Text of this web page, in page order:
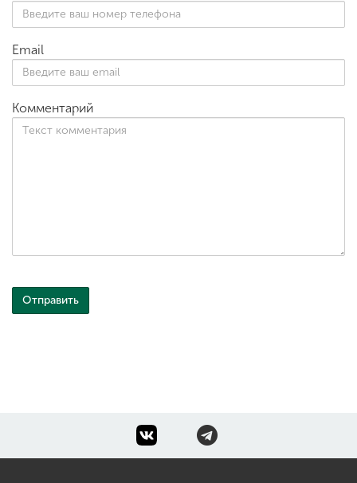
Email
Комментарий